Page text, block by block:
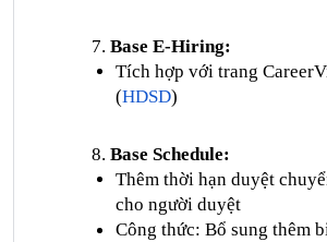
Base E-Hiring:
Tích hợp với trang
(HDSD)
Base Schedule:
Thêm thời hạn duyệt
cho người duyệt
Công thức: Bổ sung thêm